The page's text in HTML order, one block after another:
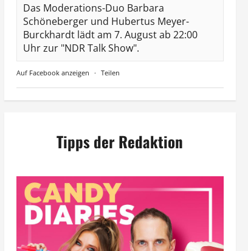
Das Moderations-Duo Barbara
Schöneberger und Hubertus Meyer-
Burckhardt lädt am 7. August ab 22:00
Uhr zur "NDR Talk Show".
Auf Facebook anzeigen · Teilen
Tipps der Redaktion